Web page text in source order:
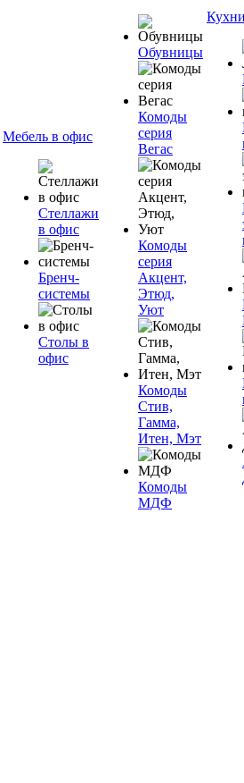
Мебель в офис
Стеллажи
в офис
Бренч-
системы
Столы в
офис
Обувницы
Комоды
серия
Вегас
Комоды
серия
Акцент,
Этюд,
Уют
Комоды
Стив,
Гамма,
Итен, Мэт
Комоды
МДФ